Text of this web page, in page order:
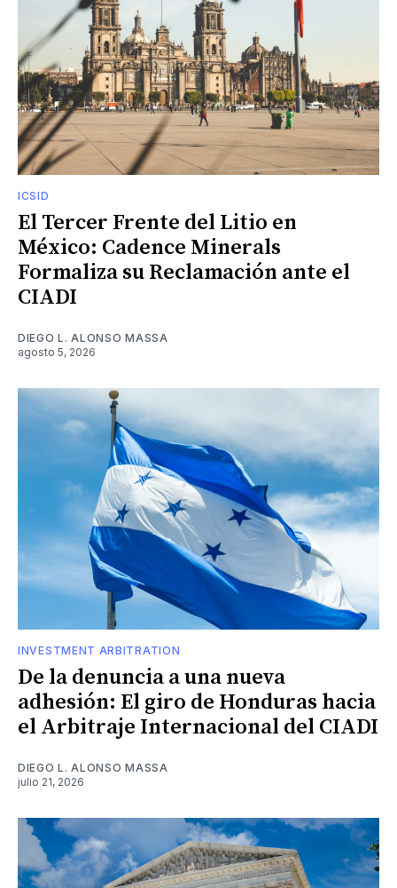
ICSID
El Tercer Frente del Litio en
México: Cadence Minerals
Formaliza su Reclamación ante el
CIADI
DIEGO L. ALONSO MASSA
agosto 5, 2026
INVESTMENT ARBITRATION
De la denuncia a una nueva
adhesión: El giro de Honduras hacia
el Arbitraje Internacional del CIADI
DIEGO L. ALONSO MASSA
julio 21, 2026